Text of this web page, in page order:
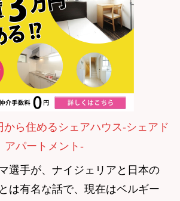
ら住めるシェアハウス-シェアド
アパートメント-
選手が、ナイジェリアと日本の
は有名な話で、現在はベルギー